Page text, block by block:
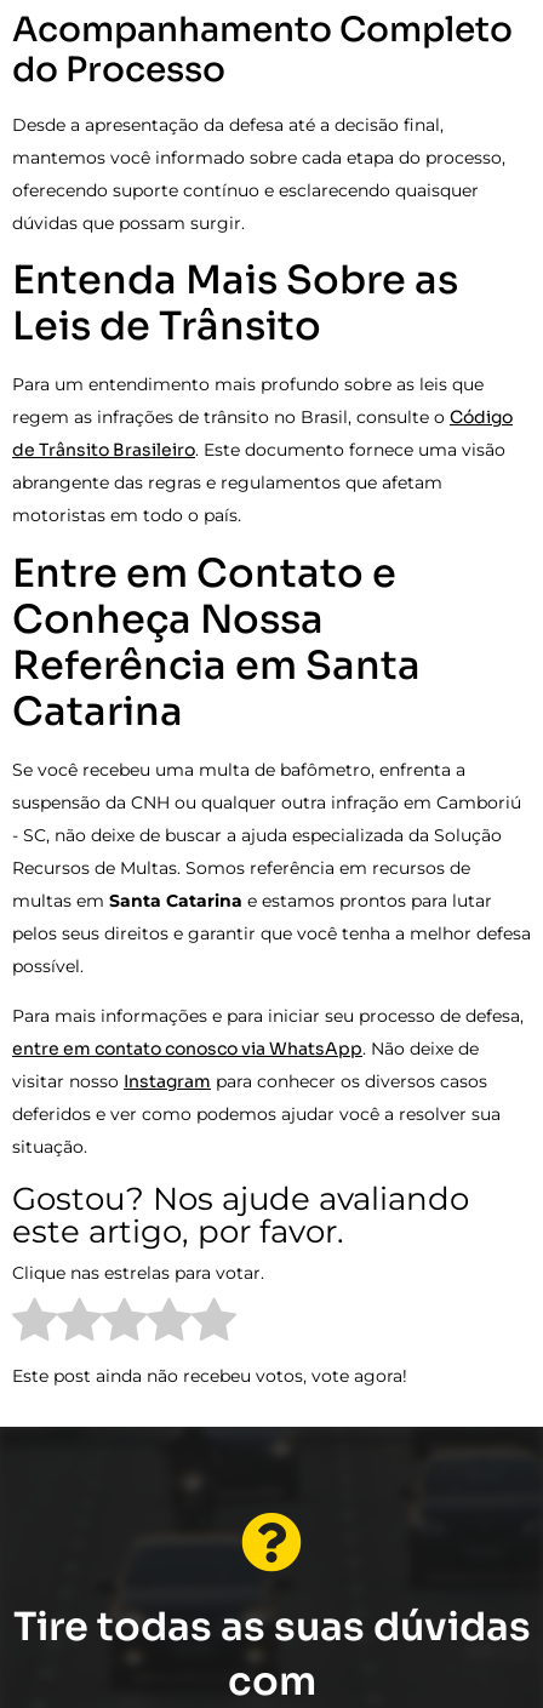
Acompanhamento Completo
do Processo
Desde a apresentação da defesa até a decisão final,
mantemos você informado sobre cada etapa do processo,
oferecendo suporte contínuo e esclarecendo quaisquer
dúvidas que possam surgir.
Entenda Mais Sobre as
Leis de Trânsito
Para um entendimento mais profundo sobre as leis que
regem as infrações de trânsito no Brasil, consulte o Código
de Trânsito Brasileiro. Este documento fornece uma visão
abrangente das regras e regulamentos que afetam
motoristas em todo o país.
Entre em Contato e
Conheça Nossa
Referência em Santa
Catarina
Se você recebeu uma multa de bafômetro, enfrenta a
suspensão da CNH ou qualquer outra infração em Camboriú
- SC, não deixe de buscar a ajuda especializada da Solução
Recursos de Multas. Somos referência em recursos de
multas em Santa Catarina e estamos prontos para lutar
pelos seus direitos e garantir que você tenha a melhor defesa
possível.
Para mais informações e para iniciar seu processo de defesa,
entre em contato conosco via WhatsApp. Não deixe de
visitar nosso Instagram para conhecer os diversos casos
deferidos e ver como podemos ajudar você a resolver sua
situação.
Gostou? Nos ajude avaliando
este artigo, por favor.
Clique nas estrelas para votar.
Este post ainda não recebeu votos, vote agora!
Tire todas as suas dúvidas
com